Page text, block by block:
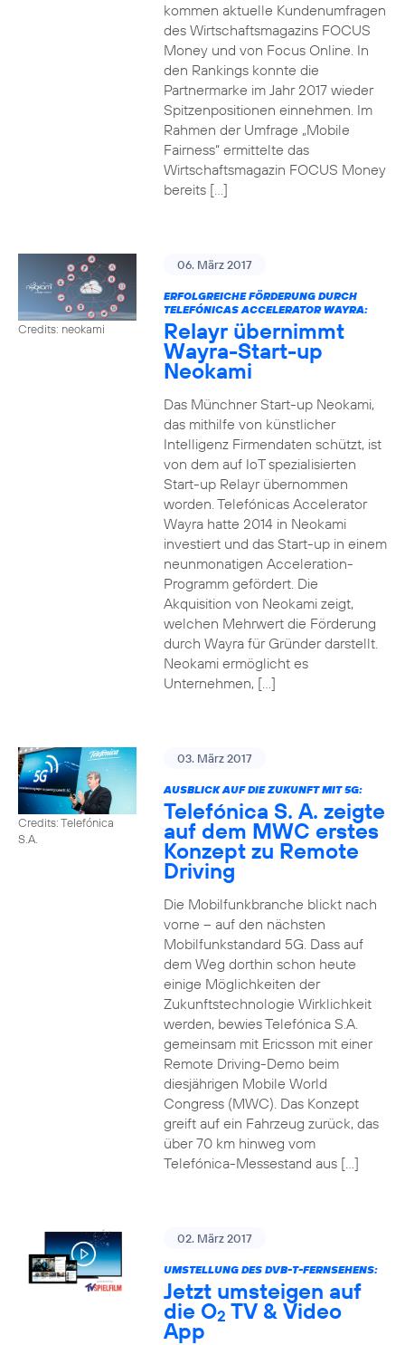
kommen aktuelle Kundenumfragen
des Wirtschaftsmagazins FOCUS
Money und von Focus Online. In
den Rankings konnte die
Partnermarke im Jahr 2017 wieder
Spitzenpositionen einnehmen. Im
Rahmen der Umfrage „Mobile
Fairness“ ermittelte das
Wirtschaftsmagazin FOCUS Money
bereits […]
Credits: neokami
06. März 2017
ERFOLGREICHE FÖRDERUNG DURCH
TELEFÓNICAS ACCELERATOR WAYRA:
Relayr übernimmt
Wayra-Start-up
Neokami
Das Münchner Start-up Neokami,
das mithilfe von künstlicher
Intelligenz Firmendaten schützt, ist
von dem auf IoT spezialisierten
Start-up Relayr übernommen
worden. Telefónicas Accelerator
Wayra hatte 2014 in Neokami
investiert und das Start-up in einem
neunmonatigen Acceleration-
Programm gefördert. Die
Akquisition von Neokami zeigt,
welchen Mehrwert die Förderung
durch Wayra für Gründer darstellt.
Neokami ermöglicht es
Unternehmen, […]
Credits: Telefónica
S.A.
03. März 2017
AUSBLICK AUF DIE ZUKUNFT MIT 5G:
Telefónica S. A. zeigte
auf dem MWC erstes
Konzept zu Remote
Driving
Die Mobilfunkbranche blickt nach
vorne – auf den nächsten
Mobilfunkstandard 5G. Dass auf
dem Weg dorthin schon heute
einige Möglichkeiten der
Zukunftstechnologie Wirklichkeit
werden, bewies Telefónica S.A.
gemeinsam mit Ericsson mit einer
Remote Driving-Demo beim
diesjährigen Mobile World
Congress (MWC). Das Konzept
greift auf ein Fahrzeug zurück, das
über 70 km hinweg vom
Telefónica-Messestand aus […]
02. März 2017
UMSTELLUNG DES DVB-T-FERNSEHENS:
Jetzt umsteigen auf
die O2 TV & Video
App